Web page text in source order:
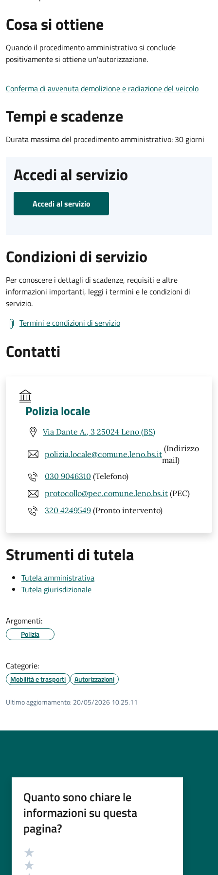
Cosa si ottiene
Quando il procedimento amministrativo si conclude
positivamente si ottiene un'autorizzazione.
Conferma di avvenuta demolizione e radiazione del veicolo
Tempi e scadenze
Durata massima del procedimento amministrativo: 30 giorni
Accedi al servizio
Accedi al servizio
Condizioni di servizio
Per conoscere i dettagli di scadenze, requisiti e altre
informazioni importanti, leggi i termini e le condizioni di
servizio.
Termini e condizioni di servizio
Contatti
Polizia locale
Via Dante A., 3 25024 Leno (BS)
polizia.locale@comune.leno.bs.it
(Indirizzo
mail)
030 9046310 (Telefono)
protocollo@pec.comune.leno.bs.it (PEC)
320 4249549 (Pronto intervento)
Strumenti di tutela
Tutela amministrativa
Tutela giurisdizionale
Argomenti:
Polizia
Categorie:
Mobilità e trasporti Autorizzazioni
Ultimo aggiornamento: 20/05/2026 10:25.11
Quanto sono chiare le
informazioni su questa
pagina?
Valutazione